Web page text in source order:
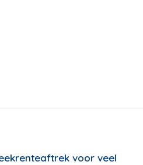
voor veel